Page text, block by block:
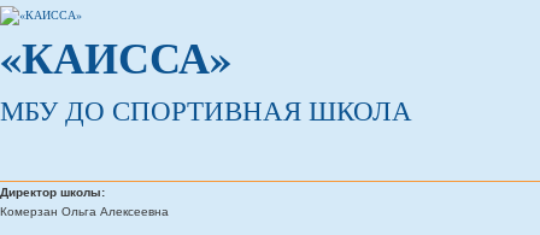
«КАИССА»
МБУ ДО СПОРТИВНАЯ ШКОЛА
Директор школы:
Комерзан Ольга Алексеевна